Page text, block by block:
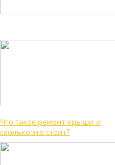
Что такое ремонт крыши и
сколько это стоит?